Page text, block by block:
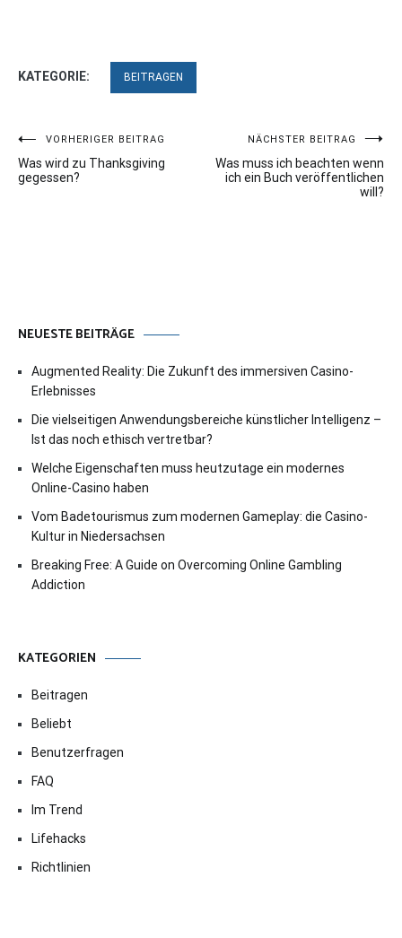
KATEGORIE: BEITRAGEN
Beitragsnavigation
VORHERIGER BEITRAG
Was wird zu Thanksgiving
gegessen?
NÄCHSTER BEITRAG
Was muss ich beachten wenn
ich ein Buch veröffentlichen
will?
NEUESTE BEITRÄGE
Augmented Reality: Die Zukunft des immersiven Casino-
Erlebnisses
Die vielseitigen Anwendungsbereiche künstlicher Intelligenz –
Ist das noch ethisch vertretbar?
Welche Eigenschaften muss heutzutage ein modernes
Online-Casino haben
Vom Badetourismus zum modernen Gameplay: die Casino-
Kultur in Niedersachsen
Breaking Free: A Guide on Overcoming Online Gambling
Addiction
KATEGORIEN
Beitragen
Beliebt
Benutzerfragen
FAQ
Im Trend
Lifehacks
Richtlinien